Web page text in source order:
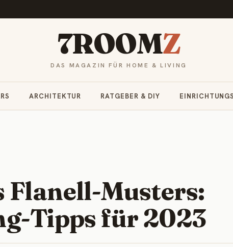
7ROOMZ
DAS MAGAZIN FÜR HOME & LIVING
ARCHITEKTUR RATGEBER & DIY
Flanell-Musters:
Tipps für 2023